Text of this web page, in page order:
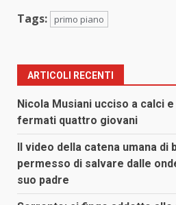
Tags: primo piano
ARTICOLI RECENTI
Nicola Musiani ucciso a calci
fermati quattro giovani
Il video della catena umana di
permesso di salvare dalle
suo padre